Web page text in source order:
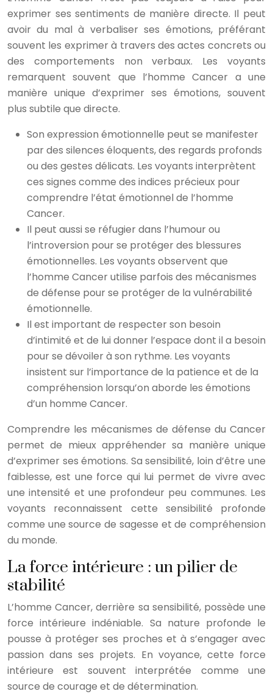
exprimer ses sentiments de manière directe. Il peut
avoir du mal à verbaliser ses émotions, préférant
souvent les exprimer à travers des actes concrets ou
des comportements non verbaux. Les voyants
remarquent souvent que l’homme Cancer a une
manière unique d’exprimer ses émotions, souvent
plus subtile que directe.
Son expression émotionnelle peut se manifester
par des silences éloquents, des regards profonds
ou des gestes délicats. Les voyants interprètent
ces signes comme des indices précieux pour
comprendre l’état émotionnel de l’homme
Cancer.
Il peut aussi se réfugier dans l’humour ou
l’introversion pour se protéger des blessures
émotionnelles. Les voyants observent que
l’homme Cancer utilise parfois des mécanismes
de défense pour se protéger de la vulnérabilité
émotionnelle.
Il est important de respecter son besoin
d’intimité et de lui donner l’espace dont il a besoin
pour se dévoiler à son rythme. Les voyants
insistent sur l’importance de la patience et de la
compréhension lorsqu’on aborde les émotions
d’un homme Cancer.
Comprendre les mécanismes de défense du Cancer
permet de mieux appréhender sa manière unique
d’exprimer ses émotions. Sa sensibilité, loin d’être une
faiblesse, est une force qui lui permet de vivre avec
une intensité et une profondeur peu communes. Les
voyants reconnaissent cette sensibilité profonde
comme une source de sagesse et de compréhension
du monde.
La force intérieure : un pilier de
stabilité
L’homme Cancer, derrière sa sensibilité, possède une
force intérieure indéniable. Sa nature profonde le
pousse à protéger ses proches et à s’engager avec
passion dans ses projets. En voyance, cette force
intérieure est souvent interprétée comme une
source de courage et de détermination.